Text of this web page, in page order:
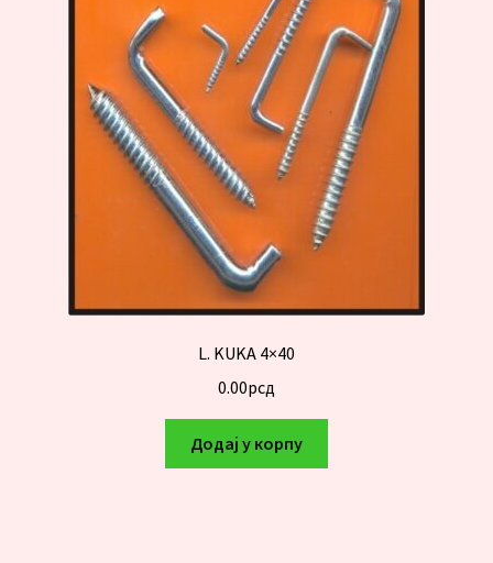
L. KUKA 4×40
0.00рсд
Додај у корпу